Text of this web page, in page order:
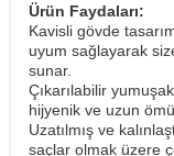
Ürün Faydaları:
Kavisli gövde
uyum sağlayarak
sunar.
Çıkarılabilir
hijyenik ve uzun
Uzatılmış ve
saçlar olmak üzere